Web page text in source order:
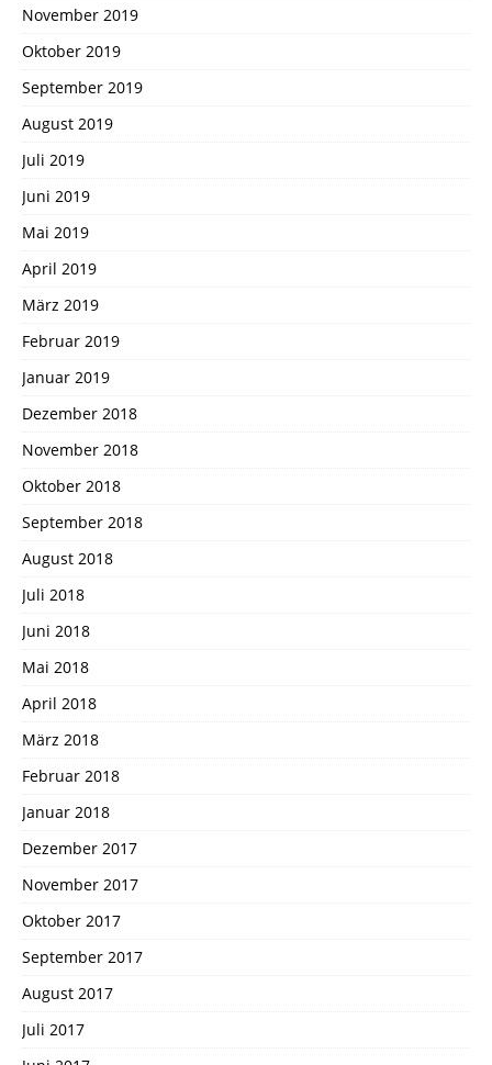
November 2019
Oktober 2019
September 2019
August 2019
Juli 2019
Juni 2019
Mai 2019
April 2019
März 2019
Februar 2019
Januar 2019
Dezember 2018
November 2018
Oktober 2018
September 2018
August 2018
Juli 2018
Juni 2018
Mai 2018
April 2018
März 2018
Februar 2018
Januar 2018
Dezember 2017
November 2017
Oktober 2017
September 2017
August 2017
Juli 2017